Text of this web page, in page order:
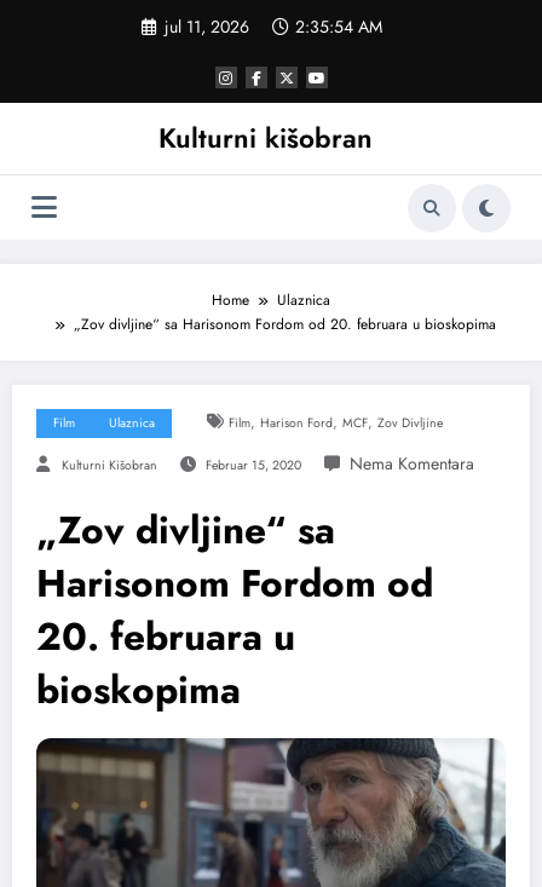
jul 11, 2026 2:35:55 AM
Kulturni kišobran
Home
Ulaznica
„Zov divljine“ sa Harisonom Fordom od 20. februara u bioskopima
Film Ulaznica Film, Harison Ford, MCF, Zov Divljine
Kulturni Kišobran Februar 15, 2020
„Zov divljine“ sa
Harisonom Fordom od
20. februara u
bioskopima